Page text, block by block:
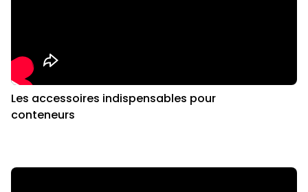
Les accessoires indispensables pour
conteneurs